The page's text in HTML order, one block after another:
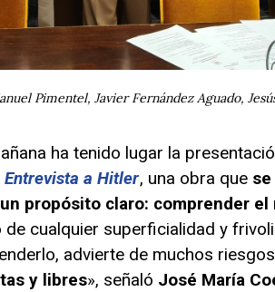
Pimentel, Javier Fernández Aguado,
ha tenido lugar la
a Hitler, una obra que
propósito claro: comprender
cualquier superficialidad y
advierte de muchos
y libres», señaló José María